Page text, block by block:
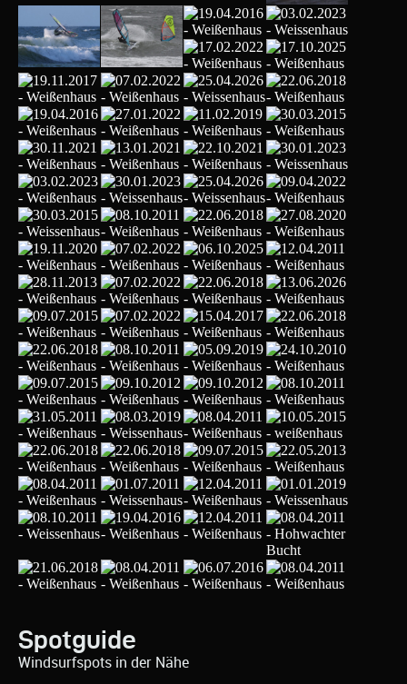
Spotguide
Windsurfspots in der Nähe